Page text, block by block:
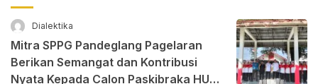
Dialektika
Mitra SPPG Pandeglang Pagelaran
Berikan Semangat dan Kontribusi
Nyata Kepada Calon Paskibraka HUT